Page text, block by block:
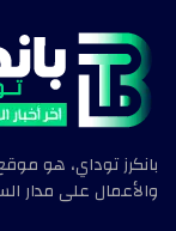
بانكرز توداي، هو
والأعمال على مدار